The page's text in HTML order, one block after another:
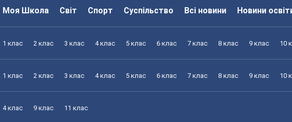
Моя Школа Світ Спорт Суспільство Всі новини Новини
1 клас 2 клас 3 клас 4 клас 5 клас 6 клас 7 клас 8 клас 9 клас 10
1 клас 2 клас 3 клас 4 клас 5 клас 6 клас 7 клас 8 клас 9 клас 10
4 клас 9 клас 11 клас